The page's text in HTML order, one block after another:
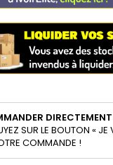
DIRECTEMENT
SUR LE BOUTON «
COMMANDE !